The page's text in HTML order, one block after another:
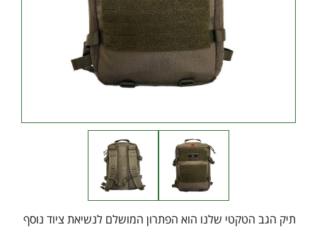
תיק הגב הטקטי שלנו הוא הפתרון המושלם לנשיאת ציוד נוסף